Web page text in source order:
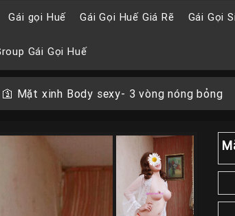
Gái gọi Huế Gái Gọi Huế Giá Rẽ Gái Gọi
Gái Gọi Huế
🛐 Mặt xinh Body sexy- 3 vòng nóng bỏng